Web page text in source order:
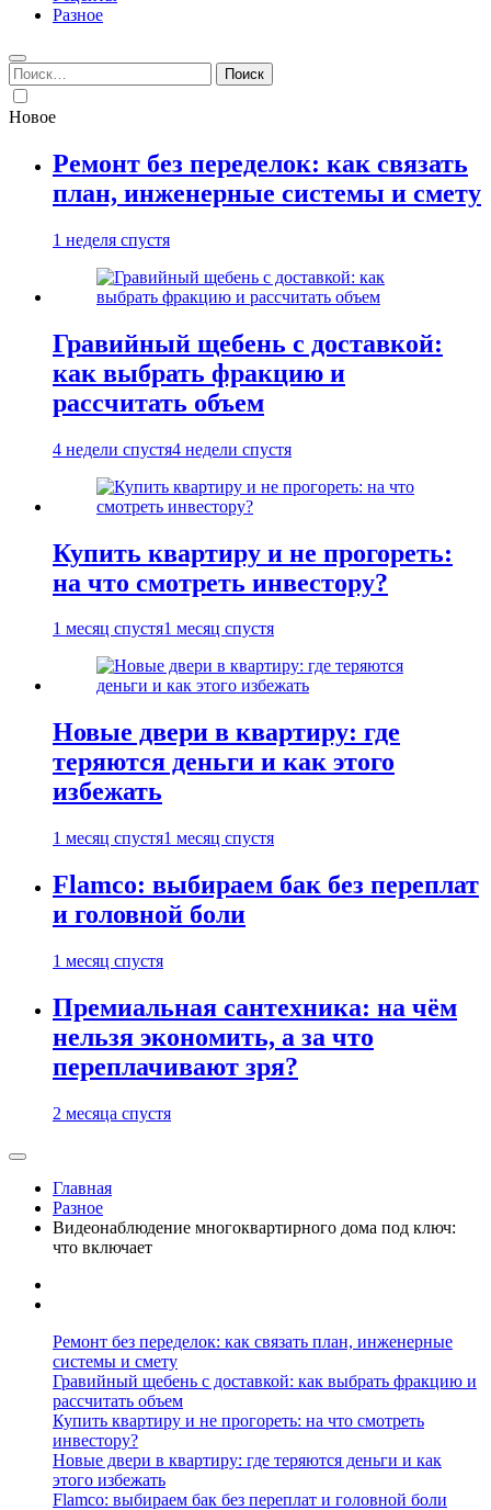
Разное
Найти:
Новое
Ремонт без переделок: как связать
план, инженерные системы и смету
1 неделя спустя
Гравийный щебень с доставкой:
как выбрать фракцию и
рассчитать объем
4 недели спустя4 недели спустя
Купить квартиру и не прогореть:
на что смотреть инвестору?
1 месяц спустя1 месяц спустя
Новые двери в квартиру: где
теряются деньги и как этого
избежать
1 месяц спустя1 месяц спустя
Flamco: выбираем бак без переплат
и головной боли
1 месяц спустя
Премиальная сантехника: на чём
нельзя экономить, а за что
переплачивают зря?
2 месяца спустя
Главная
Разное
Видеонаблюдение многоквартирного дома под ключ:
что включает
Ремонт без переделок: как связать план, инженерные
системы и смету
Гравийный щебень с доставкой: как выбрать фракцию и
рассчитать объем
Купить квартиру и не прогореть: на что смотреть
инвестору?
Новые двери в квартиру: где теряются деньги и как
этого избежать
Flamco: выбираем бак без переплат и головной боли